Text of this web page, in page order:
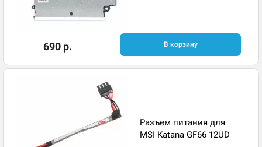
690 р. В корзину
Разъем питания для
MSI Katana GF66 12UD